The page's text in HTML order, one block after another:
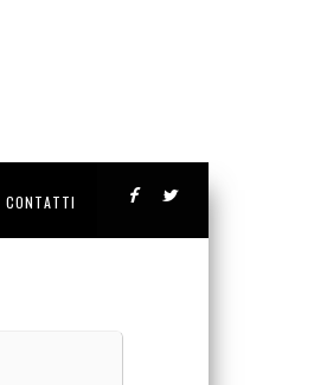
CONTATTI